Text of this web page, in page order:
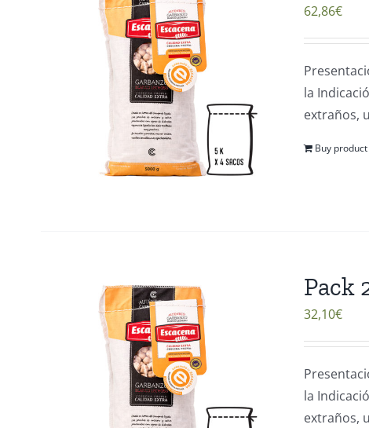
62,86€
la
extraños,
Buy product
Pack
32,10€
la
extraños,